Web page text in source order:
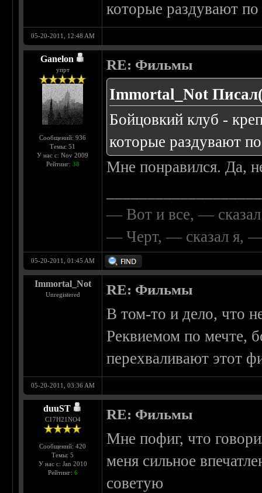
которые раздувают
05-20-2011, 12:48 AM
Ganelon
упрт
Сообщений: 936
Темы: 51
У нас с: Nov 2009
Рейтинг: 38
RE: Фильмы
Immortal_Not
Бойцовкий клуб -
которые раздувают
Мне понравился. Да,
— Вот и все, —
— Черт, — сказал я, —
05-20-2011, 01:45 AM
Immortal_Not
Unregistered RE: Фильмы
В том-то и дело, что
Реквиемом по мечте,
перехваливают этот
05-20-2011, 03:36 AM
duuST
С17H21NO4
Сообщений: 420
Темы: 5
У нас с: Jan 2010
Рейтинг: 6
RE: Фильмы
Мне пофиг, что
меня сильное
советую